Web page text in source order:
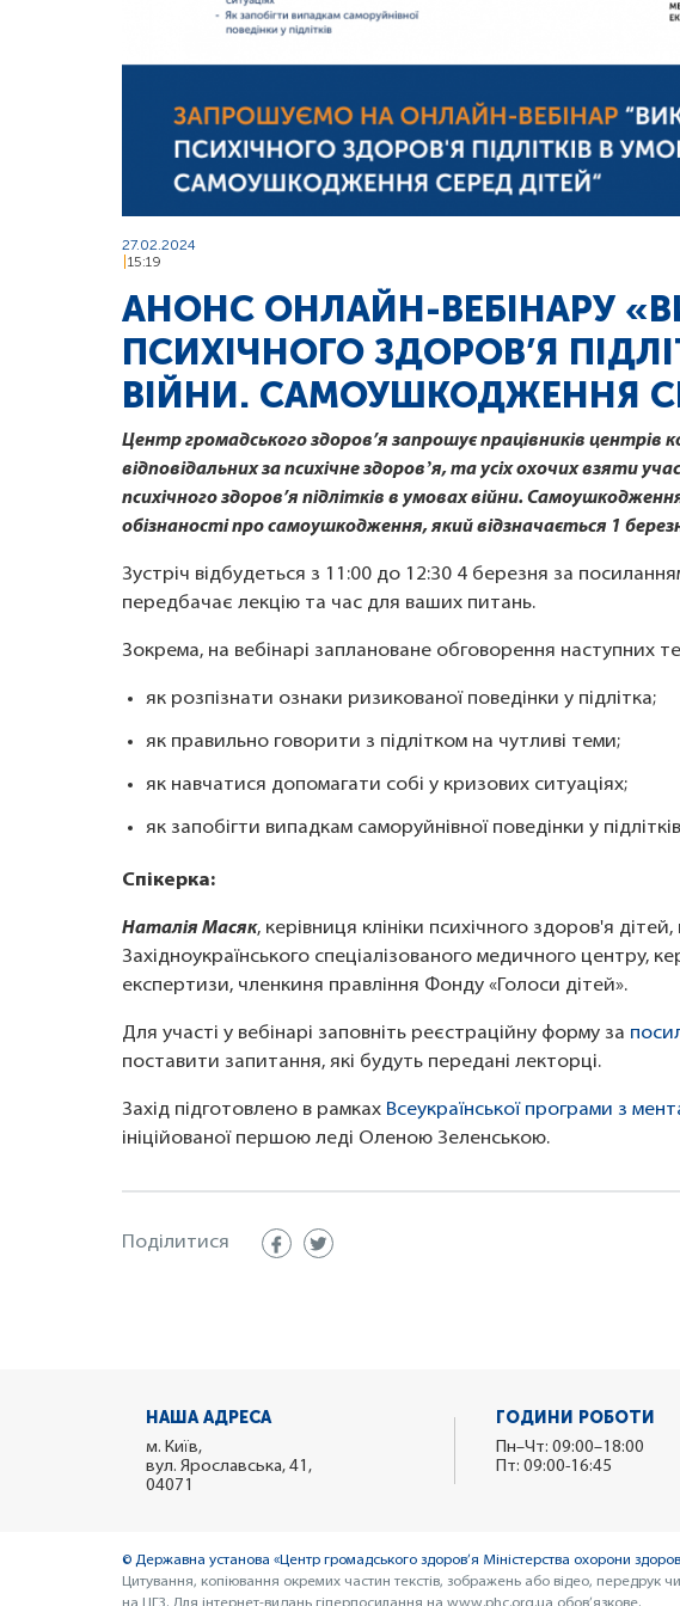
27.02.2024
15:19
АНОНС ОНЛАЙН-ВЕБІНАРУ
ПСИХІЧНОГО ЗДОРОВ’Я
ВІЙНИ. САМОУШКОДЖЕННЯ
Центр громадського здоров’я запрошує працівників
відповідальних за психічне здоровʼя, та усіх охочих взяти
психічного здоров’я підлітків в умовах війни.
обізнаності про самоушкодження, який відзначається 1
Зустріч відбудеться з 11:00 до 12:30 4 березня за
передбачає лекцію та час для ваших питань.
Зокрема, на вебінарі заплановане обговорення наступних
як розпізнати ознаки ризикованої поведінки у підлітка;
як правильно говорити з підлітком на чутливі теми;
як навчатися допомагати собі у кризових ситуаціях;
як запобігти випадкам саморуйнівної поведінки у
Спікерка:
Наталія Масяк, керівниця клініки психічного здоров'я дітей,
Західноукраїнського спеціалізованого медичного центру,
експертизи, членкиня правління Фонду «Голоси дітей».
Для участі у вебінарі заповніть реєстраційну форму за
поставити запитання, які будуть передані лекторці.
Захід підготовлено в рамках Всеукраїнської програми з
ініційованої першою леді Оленою Зеленською.
Поділитися
НАША АДРЕСА
м. Київ,
вул. Ярославська, 41,
04071
ГОДИНИ РОБОТИ
Пн–Чт: 09:00–18:00
Пт: 09:00-16:45
© Державна установа «Центр громадського здоров’я Міністерства охорони
Цитування, копіювання окремих частин текстів, зображень або відео,